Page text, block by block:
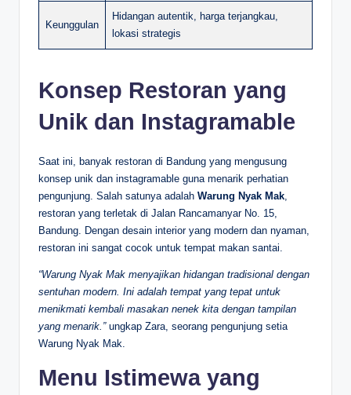
Keunggulan
Hidangan autentik, harga terjangkau,
lokasi strategis
Konsep Restoran yang
Unik dan Instagramable
Saat ini, banyak restoran di Bandung yang mengusung
konsep unik dan instagramable guna menarik perhatian
pengunjung. Salah satunya adalah Warung Nyak Mak
restoran yang terletak di Jalan Rancamanyar No. 15,
Bandung. Dengan desain interior yang modern dan nyaman,
restoran ini sangat cocok untuk tempat makan santai.
“Warung Nyak Mak menyajikan hidangan tradisional dengan
sentuhan modern. Ini adalah tempat yang tepat untuk
menikmati kembali masakan nenek kita dengan tampilan
yang menarik.”ungkap Zara, seorang pengunjung setia
Warung Nyak Mak.
Menu Istimewa yang